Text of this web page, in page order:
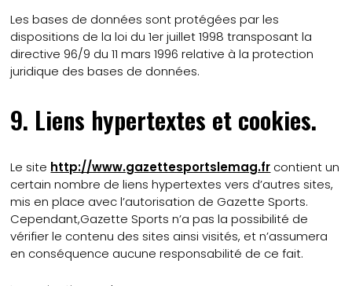
Les bases de données sont protégées par les
dispositions de la loi du 1er juillet 1998 transposant la
directive 96/9 du 11 mars 1996 relative à la protection
juridique des bases de données.
9. Liens hypertextes et cookies.
Le site http://www.gazettesportslemag.fr contient un
certain nombre de liens hypertextes vers d’autres sites,
mis en place avec l’autorisation de Gazette Sports.
Cependant,Gazette Sports n’a pas la possibilité de
vérifier le contenu des sites ainsi visités, et n’assumera
en conséquence aucune responsabilité de ce fait.